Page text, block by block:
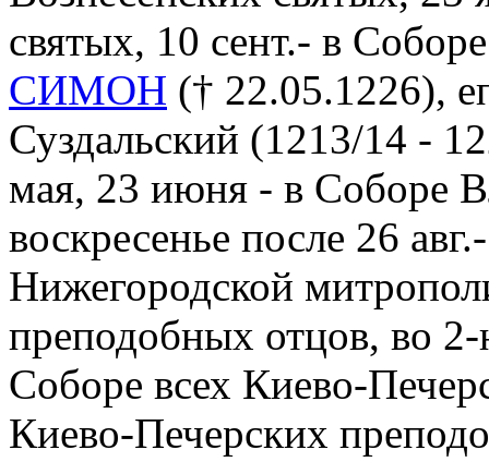
святых, 10 сент.- в
СИМОН († 22.05.1226),
Суздальский (1213/14 -
мая, 23 июня - в Соборе
воскресенье после 26
Нижегородской
преподобных отцов, во
Соборе всех Киево-
Киево-Печерских